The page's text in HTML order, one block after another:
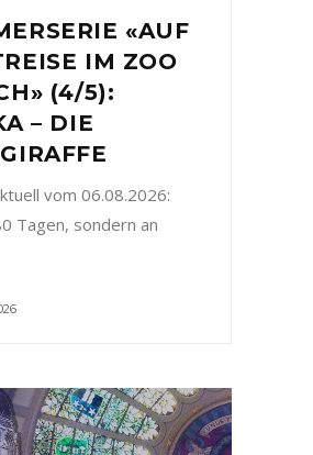
«AUF
IM ZOO
(4/5):
– DIE
vom 06.08.2026:
Tagen, sondern an